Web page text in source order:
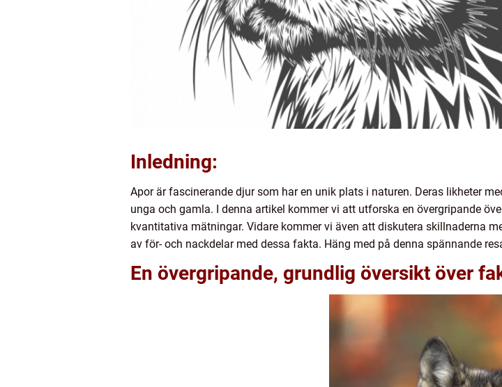
Inledning:
Apor är fascinerande djur som har en unik plats i naturen. Deras likheter
unga och gamla. I denna artikel kommer vi att utforska en övergripande
kvantitativa mätningar. Vidare kommer vi även att diskutera skillnaderna
av för- och nackdelar med dessa fakta. Häng med på denna spännande
En övergripande, grundlig översikt över